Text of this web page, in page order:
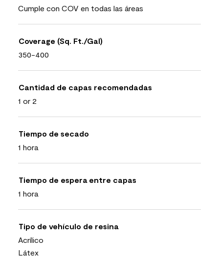
Cumple con COV en todas las áreas
Coverage (Sq. Ft./Gal)
350-400
Cantidad de capas recomendadas
1 or 2
Tiempo de secado
1 hora
Tiempo de espera entre capas
1 hora
Tipo de vehículo de resina
Acrílico
Látex